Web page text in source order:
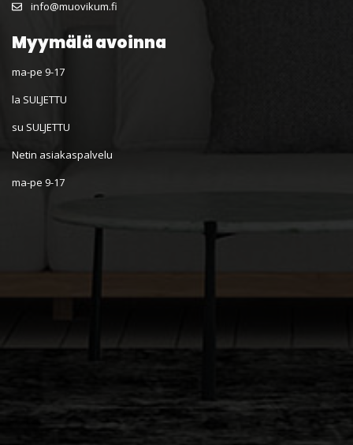
info@muovikum.fi
Myymälä avoinna
ma-pe 9-17
la SULJETTU
su SULJETTU
Netin asiakaspalvelu
ma-pe 9-17